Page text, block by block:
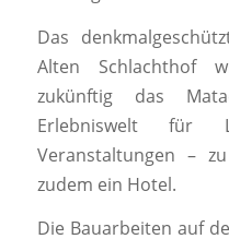
Das
Alten Schlachthof
zukünftig das
Erlebniswelt für
Veranstaltungen –
zudem ein Hotel.
Die Bauarbeiten auf